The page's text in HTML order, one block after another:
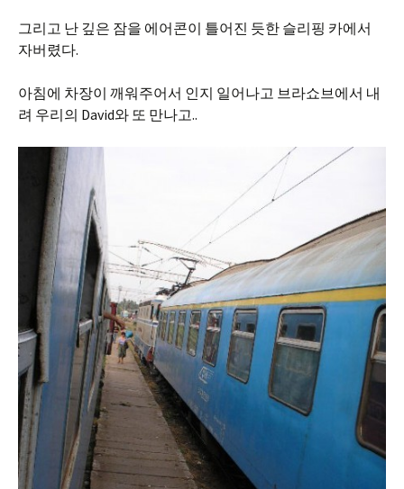
그리고 난 깊은 잠을 에어콘이 틀어진 듯한 슬리핑 카에서
자버렸다.
아침에 차장이 깨워주어서 인지 일어나고 브라쇼브에서 내
려 우리의 David와 또 만나고..